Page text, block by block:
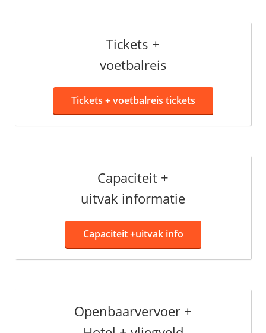
Tickets +
voetbalreis
Tickets +voetbalreis tickets
Capaciteit +
uitvak informatie
Capaciteit +uitvak info
Openbaarvervoer +